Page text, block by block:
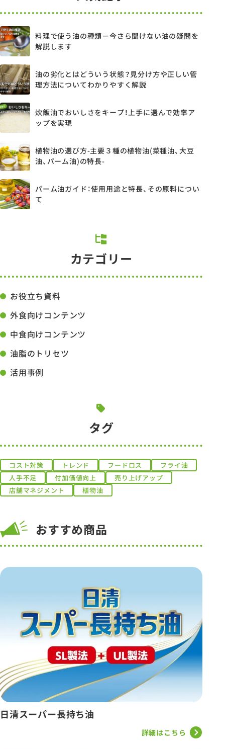
料理で使う油の種類－今さら聞けない油の疑問を
解説します
油の劣化とはどういう状態？見分け方や正しい管
理方法についてわかりやすく解説
炊飯油でおいしさをキープ！上手に選んで効率ア
ップを実現
植物油の選び方-主要３種の植物油(菜種油、大豆
油、パーム油)の特長-
パーム油ガイド：使用用途と特長、その原料につい
て
カテゴリー
お役立ち資料
外食向けコンテンツ
中食向けコンテンツ
油脂のトリセツ
活用事例
タグ
コスト対策 トレンド フードロス
フライ油
人手不足
付加価値向上
売り上げアップ
店舗マネジメント
植物油
おすすめ商品
日清スーパー長持ち油
詳細はこちら